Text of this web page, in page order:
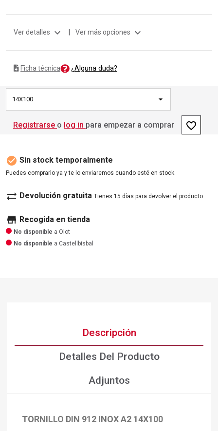
Ver detalles expand_more | Ver más opciones expand_more
Ficha técnica ¿Alguna duda?
14X100
Registrarse o log in para empezar a comprar favorite_border
check_circle Sin stock temporalmente
Puedes comprarlo ya y te lo enviaremos cuando esté en stock.
sync_alt Devolución gratuita Tienes 15 días para devolver el producto
store Recogida en tienda
No disponible a Olot
No disponible a Castellbisbal
Descripción
Detalles Del Producto
Adjuntos
TORNILLO DIN 912 INOX A2 14X100